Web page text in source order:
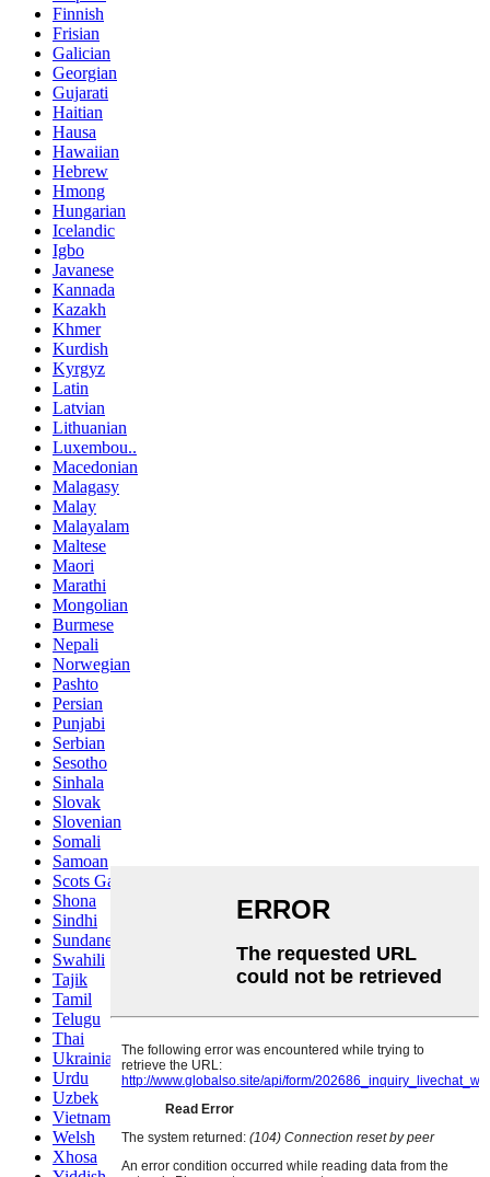
Finnish
Frisian
Galician
Georgian
Gujarati
Haitian
Hausa
Hawaiian
Hebrew
Hmong
Hungarian
Icelandic
Igbo
Javanese
Kannada
Kazakh
Khmer
Kurdish
Kyrgyz
Latin
Latvian
Lithuanian
Luxembou..
Macedonian
Malagasy
Malay
Malayalam
Maltese
Maori
Marathi
Mongolian
Burmese
Nepali
Norwegian
Pashto
Persian
Punjabi
Serbian
Sesotho
Sinhala
Slovak
Slovenian
Somali
Samoan
Scots Gaelic
Shona
Sindhi
Sundanese
Swahili
Tajik
Tamil
Telugu
Thai
Ukrainian
Urdu
Uzbek
Vietnamese
Welsh
Xhosa